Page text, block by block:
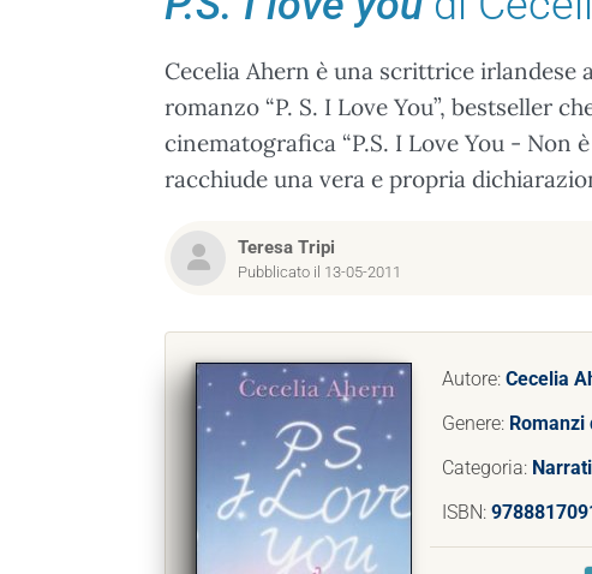
Cecelia Ahern è una scrittrice irlandese
romanzo “P. S. I Love You”, bestseller
cinematografica “P.S. I Love You -
racchiude una vera e propria
Teresa Tripi
Pubblicato il 13-05-2011
Autore: Cecelia
Genere: Romanzi
Categoria:
ISBN: